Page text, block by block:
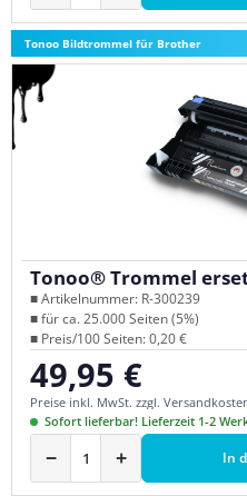
Tonoo Bildtrommel für Brother
Tonoo® Trommel
■ Artikelnummer: R-300239
■ für ca. 25.000 Seiten (5%)
■ Preis/100 Seiten: 0,20 €
Regulärer Preis:
49,95 €
Preise inkl. MwSt. zzgl.
Sofort lieferbar! Lieferzeit 1-2
− + In